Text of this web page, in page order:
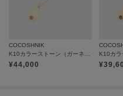
COCOSHNIK
K10カラーストーン（ガーネット）スクエアプレート ネックレス
¥44,000 ¥